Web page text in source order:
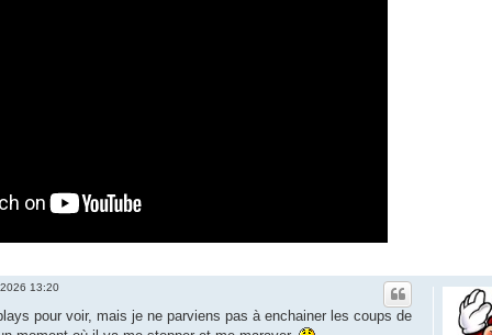
13:20
pour voir, mais je ne parviens pas à enchainer les coups de